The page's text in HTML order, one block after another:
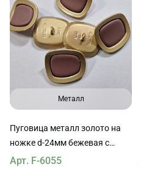
Металл
Пуговица металл золото на
ножке d-24мм бежевая с
антико вставкой
Арт. F-6055